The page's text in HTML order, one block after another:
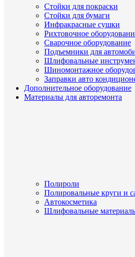
Стойки для покраски
Стойки для бумаги
Инфракрасные сушки
Рихтовочное
Сварочное оборудование
Подъемники для
Шлифовальные
Шиномонтажное
Заправки авто
Дополнительное оборудование
Материалы для авторемонта
Полироли
Полировальные круги и
Автокосметика
Шлифовальные